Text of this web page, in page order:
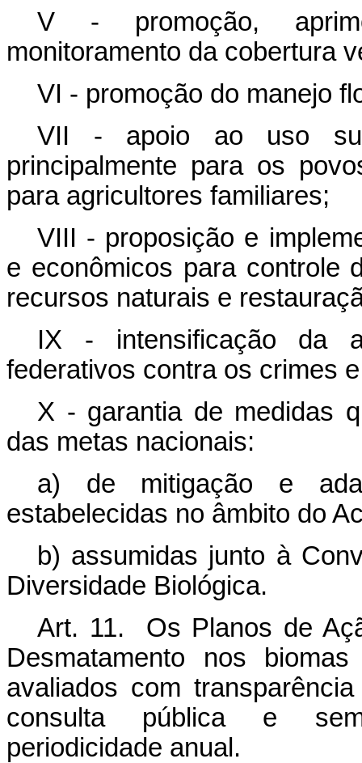
V - promoção,
monitoramento da cobertura
VI - promoção do manejo
VII - apoio ao uso
principalmente para os
para agricultores familiares;
VIII - proposição e
e econômicos para controle
recursos naturais e
IX - intensificação da
federativos contra os crimes
X - garantia de medidas
das metas nacionais:
a) de mitigação e
estabelecidas no âmbito do
b) assumidas junto à
Diversidade Biológica.
Art. 11. Os Planos de
Desmatamento nos
avaliados com
consulta pública e
periodicidade anual.